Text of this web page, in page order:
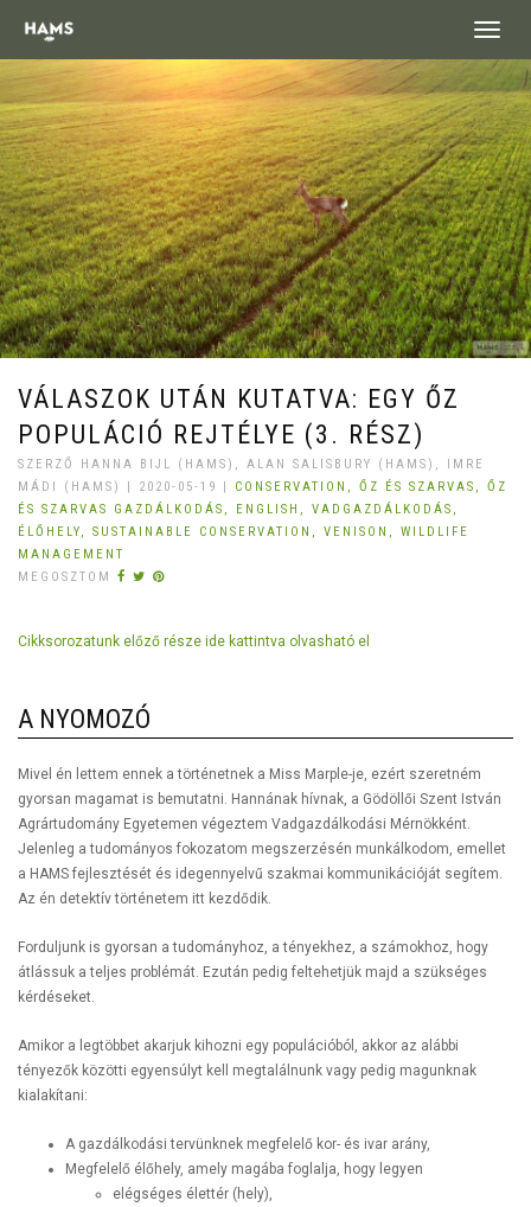
VÁLASZOK UTÁN KUTATVA: EGY ŐZ
POPULÁCIÓ REJTÉLYE (3. RÉSZ)
SZERZŐ HANNA BIJL (HAMS), ALAN SALISBURY (HAMS), IMRE
MÁDI (HAMS) | 2020-05-19 | CONSERVATION, ŐZ ÉS SZARVAS, ŐZ
ÉS SZARVAS GAZDÁLKODÁS, ENGLISH, VADGAZDÁLKODÁS,
ÉLŐHELY, SUSTAINABLE CONSERVATION, VENISON, WILDLIFE
MANAGEMENT
MEGOSZTOM
Cikksorozatunk előző része ide kattintva olvasható el
A NYOMOZÓ
Mivel én lettem ennek a történetnek a Miss Marple-je, ezért szeretném
gyorsan magamat is bemutatni. Hannának hívnak, a Gödöllői Szent István
Agrártudomány Egyetemen végeztem Vadgazdálkodási Mérnökként.
Jelenleg a tudományos fokozatom megszerzésén munkálkodom, emellet
a HAMS fejlesztését és idegennyelvű szakmai kommunikációját segítem.
Az én detektív történetem itt kezdődik.
Forduljunk is gyorsan a tudományhoz, a tényekhez, a számokhoz, hogy
átlássuk a teljes problémát. Ezután pedig feltehetjük majd a szükséges
kérdéseket.
Amikor a legtöbbet akarjuk kihozni egy populációból, akkor az alábbi
tényezők közötti egyensúlyt kell megtalálnunk vagy pedig magunknak
kialakítani:
A gazdálkodási tervünknek megfelelő kor- és ivar arány,
Megfelelő élőhely, amely magába foglalja, hogy legyen
elégséges élettér (hely),